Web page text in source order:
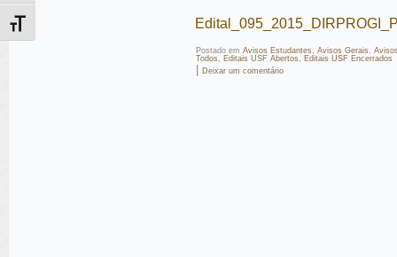
Alternar tamanho da fonte
Postado em Avisos Estudantes , Avisos Gerais ,
Todos , Editais USF Abertos , Editais USF Encerrados
Deixar um comentário